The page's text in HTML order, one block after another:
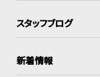
スタッフブログ
新着情報